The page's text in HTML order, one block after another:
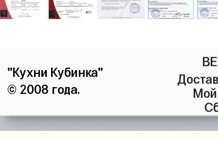
"Кухни Кубинка"
© 2008 года.